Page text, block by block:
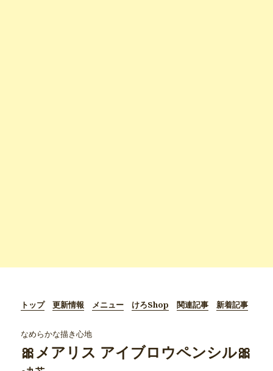
トップ 更新情報 メニュー けろShop 関連記事 新着記事
なめらかな描き心地
🎀メアリス アイブロウペンシル🎀